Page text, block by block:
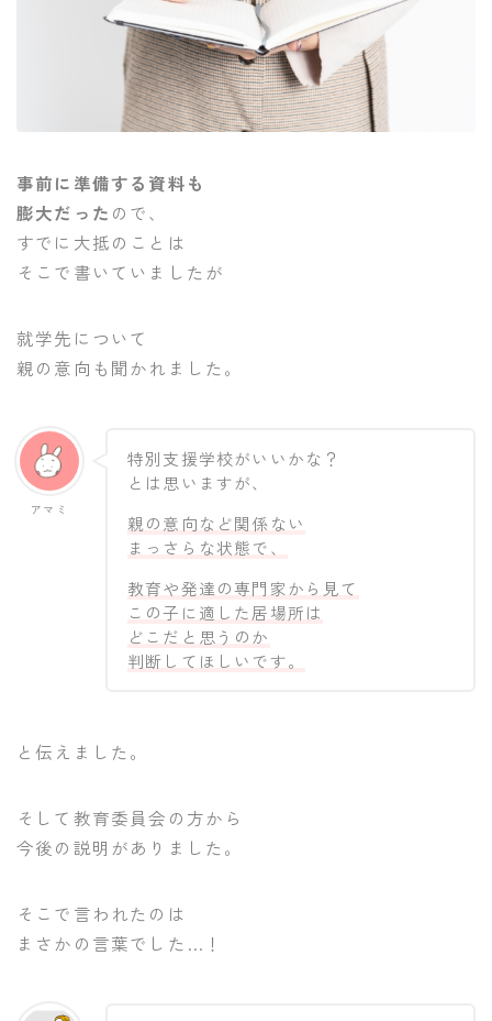
事前に準備する資料も
膨大だった ので、
すでに大抵のことは
そこで書いていましたが
就学先について
親の意向も聞かれました。
アマミ
特別支援学校がいいかな？
とは思いますが、
親の意向など関係ない
まっさらな状態で、
教育や発達の専門家から見て
この子に適した居場所は
どこだと思うのか
判断してほしいです。
と伝えました。
そして教育委員会の方から
今後の説明がありました。
そこで言われたのは
まさかの言葉でした…！